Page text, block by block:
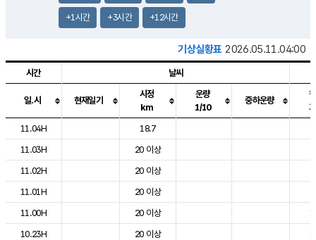
+1시간 +3시간 +12시간
기상실황표 2026.05.11.04:00
도시별 기상실황표로 지점, 날씨, 기온, 강수, 바람, 기압등을 안내한 표입
시간 날씨
일.시 현재일기
시정
km
운량
1/10
중하운량
11.04H
18.7
11.03H
20 이상
11.02H
20 이상
11.01H
20 이상
11.00H
20 이상
10.23H
20 이상